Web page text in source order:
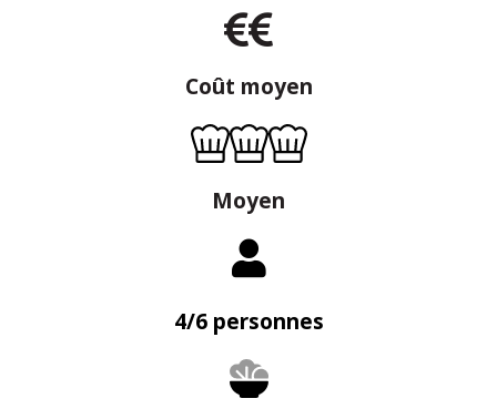
Coût moyen
Moyen
4/6 personnes